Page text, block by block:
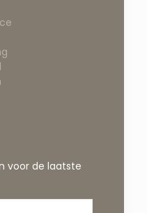
voor de laatste